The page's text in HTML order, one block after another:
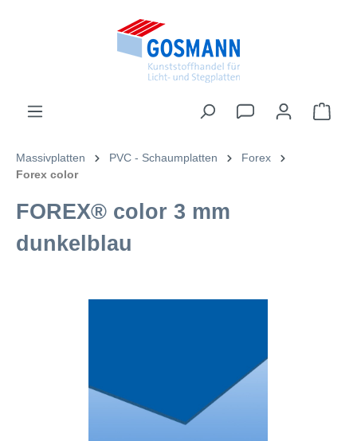
Massivplatten PVC - Schaumplatten
Forex
Forex color
FOREX® color 3 mm
dunkelblau